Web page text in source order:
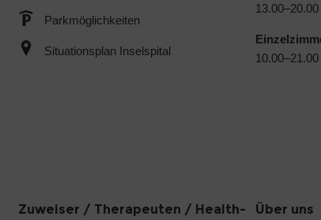
Parkmöglichkeiten
Situationsplan Inselspital
Zuweiser / Therapeuten / Health-
Über uns